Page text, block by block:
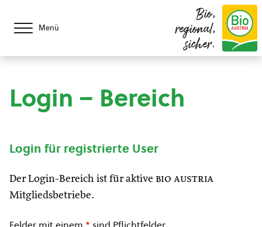
Menü
Bio,
regional,
sicher.
Login – Bereich
Login für registrierte User
Der Login-Bereich ist für aktive bio austria
Mitgliedsbetriebe.